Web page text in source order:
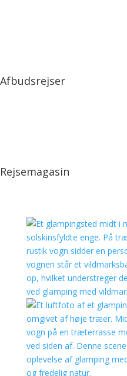
Afbudsrejser
Rejsemagasin